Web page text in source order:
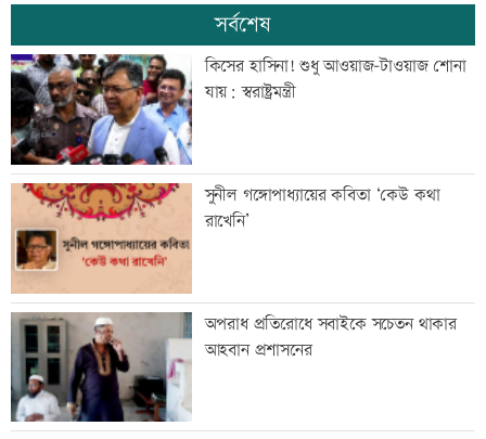
সর্বশেষ
কিসের হাসিনা! শুধু আওয়াজ-টাওয়াজ শোনা
যায়: স্বরাষ্ট্রমন্ত্রী
সুনীল গঙ্গোপাধ্যায়ের কবিতা ‘কেউ কথা
রাখেনি’
অপরাধ প্রতিরোধে সবাইকে সচেতন থাকার
আহবান প্রশাসনের